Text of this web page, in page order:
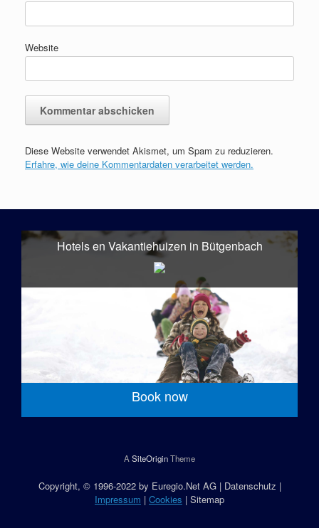
Website
Diese Website verwendet Akismet, um Spam zu reduzieren.
Erfahre, wie deine Kommentardaten verarbeitet werden.
Hotels en Vakantiehuizen in Bütgenbach
Book now
A SiteOriginTheme
Copyright, © 1996-2022 by Euregio.Net AG| Datenschutz |
Impressum | Cookies | Sitemap